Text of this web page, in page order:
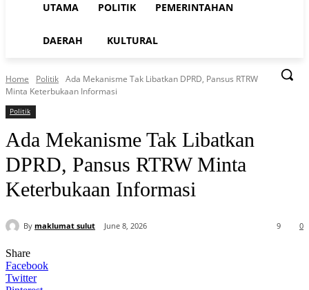
UTAMA POLITIK PEMERINTAHAN
DAERAH KULTURAL
Home Politik Ada Mekanisme Tak Libatkan DPRD, Pansus RTRW
Minta Keterbukaan Informasi
Politik
Ada Mekanisme Tak Libatkan
DPRD, Pansus RTRW Minta
Keterbukaan Informasi
By maklumat sulut June 8, 2026 0
9
Share
Facebook
Twitter